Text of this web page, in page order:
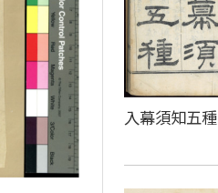
入幕須知五種